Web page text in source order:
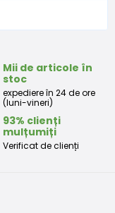
Mii de articole în
stoc
expediere în 24 de ore
(luni-vineri)
93% clienți
mulțumiți
Verificat de clienți